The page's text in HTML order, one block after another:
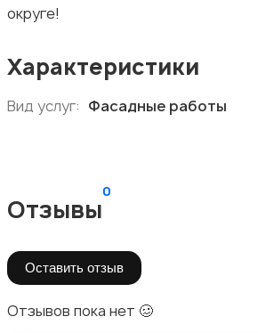
округе!
Характеристики
Вид услуг: Фасадные работы
Отзывы
0
Оставить отзыв
Отзывов пока нет 🥴